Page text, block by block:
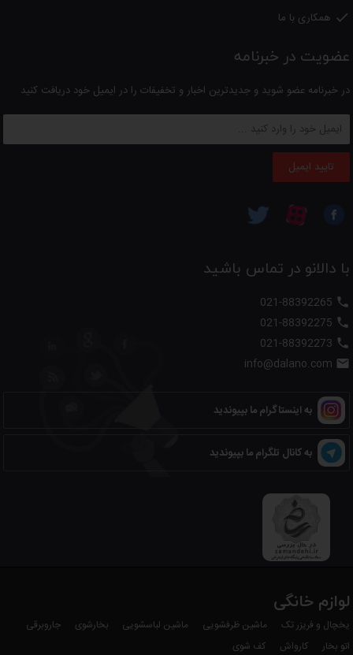
لطفاتوجه داشته باشید
کلیه کالاهای عرضه شده در دالانو اصل بوده و دارای گارانتی از شرکتهای معتبر
می باشد.
 همکاری با ما
عضویت در خبرنامه
در خبرنامه عضو شوید و جدیدترین اخبار و تخفیفات را در ایمیل خود دریافت کنید
تایید ایمیل
با دالانو در تماس باشید




به اینستاگرام ما بپیوندید
به کانال تلگرام ما بپیوندید
لوازم خانگی
یخچال و فریزر تک ماشین ظرفشویی ماشین لباسشویی بخارشوی
جاروبرقی
اتو بخار
کارواش کف شوی